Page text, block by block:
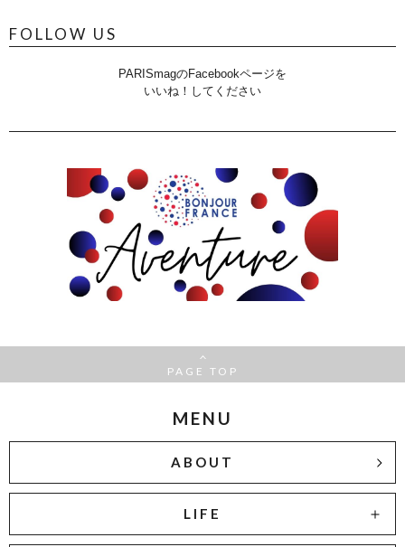
FOLLOW US
PARISmagのFacebookページを
いいね！してください
PAGE TOP
MENU
ABOUT
LIFE